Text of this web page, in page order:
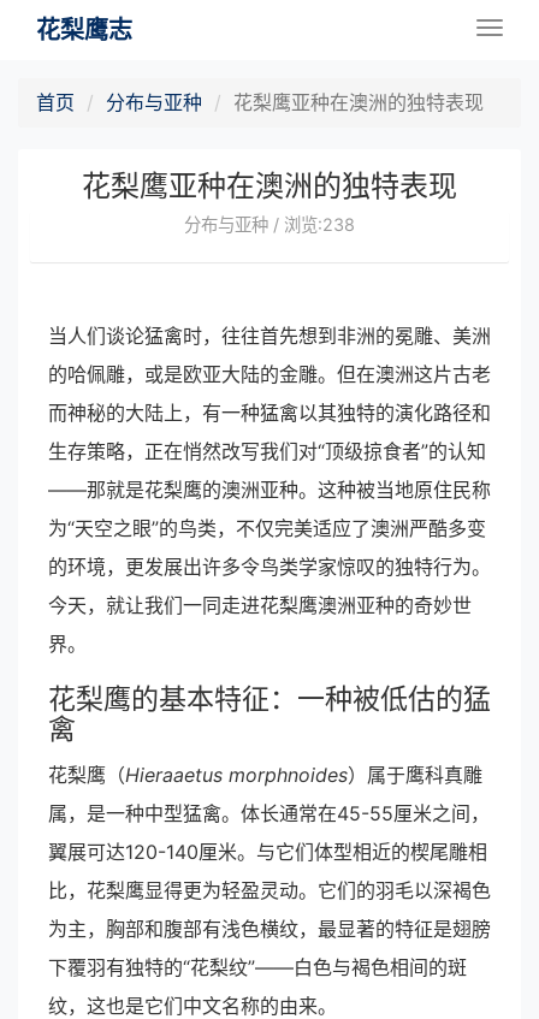
花梨鹰志
首页 分布与亚种 花梨鹰亚种在澳洲的独特表现
花梨鹰亚种在澳洲的独特表现
分布与亚种 / 浏览:238
当人们谈论猛禽时，往往首先想到非洲的冕雕、美洲
的哈佩雕，或是欧亚大陆的金雕。但在澳洲这片古老
而神秘的大陆上，有一种猛禽以其独特的演化路径和
生存策略，正在悄然改写我们对“顶级掠食者”的认知
——那就是花梨鹰的澳洲亚种。这种被当地原住民称
为“天空之眼”的鸟类，不仅完美适应了澳洲严酷多变
的环境，更发展出许多令鸟类学家惊叹的独特行为。
今天，就让我们一同走进花梨鹰澳洲亚种的奇妙世
界。
花梨鹰的基本特征：一种被低估的猛
禽
花梨鹰（Hieraaetus morphnoides）属于鹰科真雕
属，是一种中型猛禽。体长通常在45-55厘米之间，
翼展可达120-140厘米。与它们体型相近的楔尾雕相
比，花梨鹰显得更为轻盈灵动。它们的羽毛以深褐色
为主，胸部和腹部有浅色横纹，最显著的特征是翅膀
下覆羽有独特的“花梨纹”——白色与褐色相间的斑
纹，这也是它们中文名称的由来。